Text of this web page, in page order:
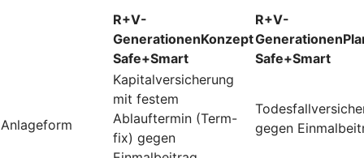
R+V-
GenerationenKonzept
Safe+Smart
R+V-
Safe+Smart
Anlageform
Kapitalversicherung
mit festem
Ablauftermin (Term-
fix) gegen
gegen